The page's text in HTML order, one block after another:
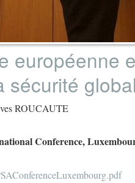
européenne
sécurité
ROUCAUTE
Conference,